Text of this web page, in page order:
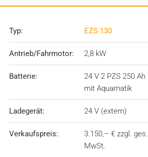
Typ: EZS 130
Antrieb/Fahrmotor: 2,8 kW
Batterie:
24 V 2 PZS 250 Ah
mit Aquamatik
Ladegerät: 24 V (extern)
Verkaufspreis:
3.150,– € zzgl. ges.
MwSt.